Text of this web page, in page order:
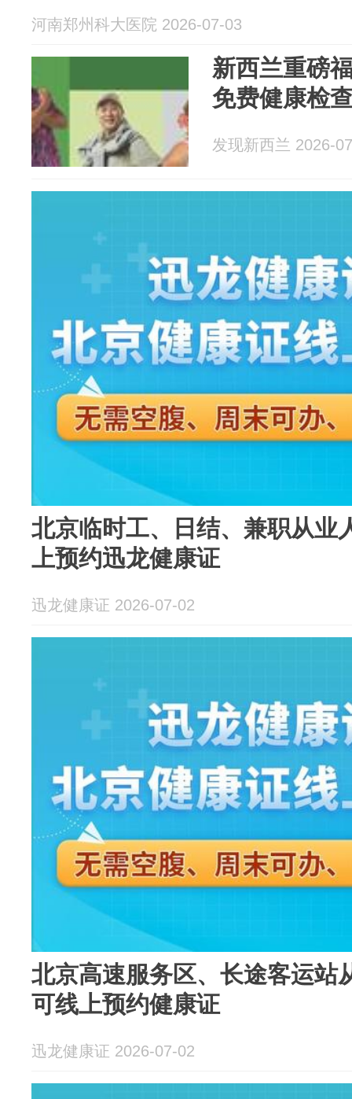
河南郑州科大医院 2026-07-03
新西兰重磅
免费健康检
发现新西兰 2026-
北京临时工、日结、兼职从业
上预约迅龙健康证
迅龙健康证 2026-07-02
北京高速服务区、长途客运站
可线上预约健康证
迅龙健康证 2026-07-02